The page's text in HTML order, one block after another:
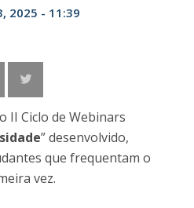
2025 - 11:39
II Ciclo de Webinars
” desenvolvido,
que frequentam o
vez.